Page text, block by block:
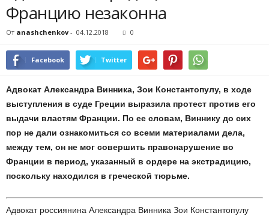
Францию незаконна
От anashchenkov - 04.12.2018 0
Facebook Twitter
Адвокат Александра Винника, Зои Константопулу, в ходе
выступления в суде Греции выразила протест против его
выдачи властям Франции. По ее словам, Виннику до сих
пор не дали ознакомиться со всеми материалами дела,
между тем, он не мог совершить правонарушение во
Франции в период, указанный в ордере на экстрадицию,
поскольку находился в греческой тюрьме.
Адвокат россиянина Александра Винника Зои Константопулу